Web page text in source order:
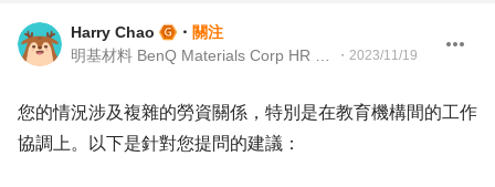
Harry Chao ・ 關注
・ 2023/11/19
您的情況涉及複雜的勞資關係，特別是在教育機構間的工作
協調上。以下是針對您提問的建議：